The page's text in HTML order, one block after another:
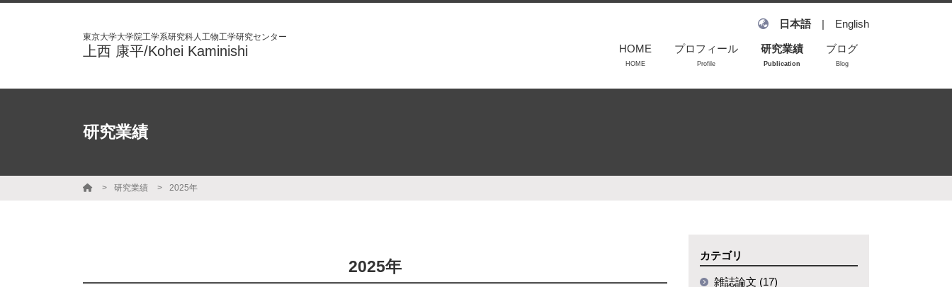
東京大学大学院工学系研究科人工物工学研究センター
上西 康平/Kohei Kaminishi
日本語 | English
HOME
HOME
プロフィール
Profile
研究業績
Publication
招待講演
ブログ
Blog
研究業績
研究業績 2025年
2025年
カテゴリ
雑誌論文 (17)